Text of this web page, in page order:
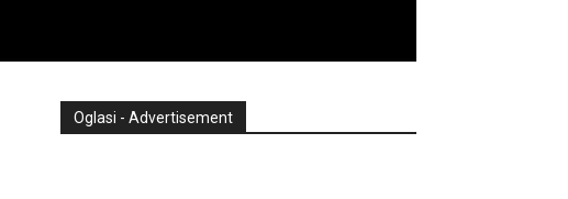
Oglasi - Advertisement